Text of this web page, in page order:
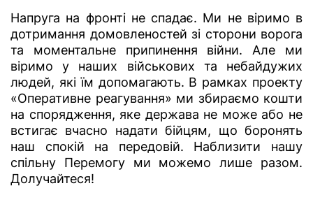
Напруга на фронті не спадає. Ми не віримо в
дотримання домовленостей зі сторони ворога
та моментальне припинення війни. Але ми
віримо у наших військових та небайдужих
людей, які їм допомагають. В рамках проекту
«Оперативне реагування» ми збираємо кошти
на спорядження, яке держава не може або не
встигає вчасно надати бійцям, що боронять
наш спокій на передовій. Наблизити нашу
спільну Перемогу ми можемо лише разом.
Долучайтеся!